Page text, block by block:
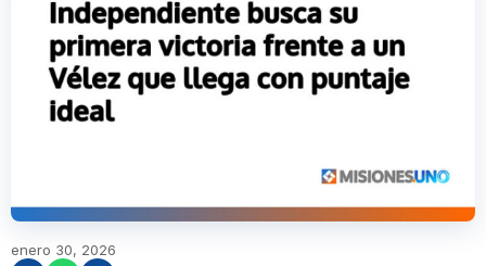
enero 30, 2026